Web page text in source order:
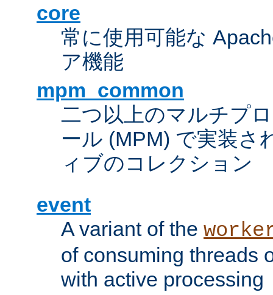
core
常に使用可能な
ア機能
mpm_common
二つ以上のマルチプ
ール (MPM) で実装さ
ィブのコレクション
event
A variant of the
of consuming threads
with active processing